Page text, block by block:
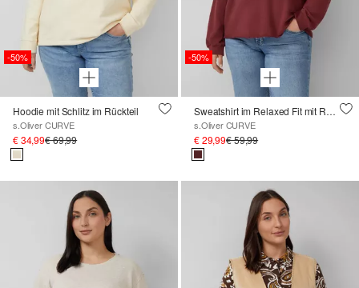
-50%
Hoodie mit Schlitz im Rückteil
s.Oliver CURVE
€ 34,99€ 69,99
-50%
Sweatshirt im Relaxed Fit mit Rollsaum
s.Oliver CURVE
€ 29,99€ 59,99